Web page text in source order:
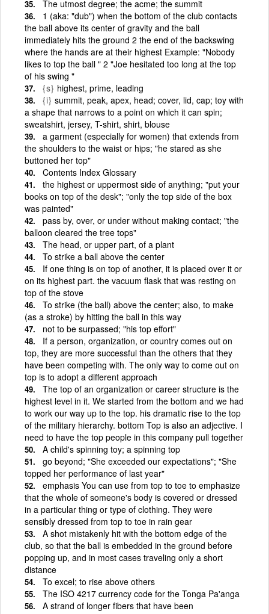
The utmost degree; the acme; the summit
1 (aka: "dub") when the bottom of the club contacts
the ball above its center of gravity and the ball
immediately hits the ground 2 the end of the backswing
where the hands are at their highest Example: "Nobody
likes to top the ball " 2 "Joe hesitated too long at the top
of his swing "
{s} highest, prime, leading
{i} summit, peak, apex, head; cover, lid, cap; toy with
a shape that narrows to a point on which it can spin;
sweatshirt, jersey, T-shirt, shirt, blouse
a garment (especially for women) that extends from
the shoulders to the waist or hips; "he stared as she
buttoned her top"
Contents Index Glossary
the highest or uppermost side of anything; "put your
books on top of the desk"; "only the top side of the box
was painted"
pass by, over, or under without making contact; "the
balloon cleared the tree tops"
The head, or upper part, of a plant
To strike a ball above the center
If one thing is on top of another, it is placed over it or
on its highest part. the vacuum flask that was resting on
top of the stove
To strike (the ball) above the center; also, to make
(as a stroke) by hitting the ball in this way
not to be surpassed; "his top effort"
If a person, organization, or country comes out on
top, they are more successful than the others that they
have been competing with. The only way to come out on
top is to adopt a different approach
The top of an organization or career structure is the
highest level in it. We started from the bottom and we had
to work our way up to the top. his dramatic rise to the top
of the military hierarchy. bottom Top is also an adjective. I
need to have the top people in this company pull together
A child's spinning toy; a spinning top
go beyond; "She exceeded our expectations"; "She
topped her performance of last year"
emphasis You can use from top to toe to emphasize
that the whole of someone's body is covered or dressed
in a particular thing or type of clothing. They were
sensibly dressed from top to toe in rain gear
A shot mistakenly hit with the bottom edge of the
club, so that the ball is embedded in the ground before
popping up, and in most cases traveling only a short
distance
To excel; to rise above others
The ISO 4217 currency code for the Tonga Pa'anga
A strand of longer fibers that have been